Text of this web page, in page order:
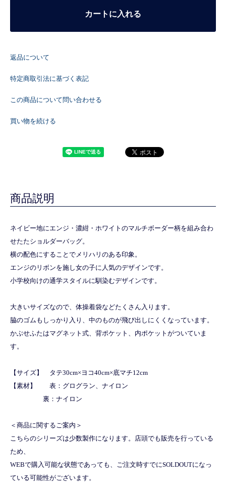
カートに入れる
返品について
特定商取引法に基づく表記
この商品について問い合わせる
買い物を続ける
商品説明
ネイビー地にエンジ・濃紺・ホワイトのマルチボーダー柄を組み合わ
せたたショルダーバッグ。
横の配色にすることでメリハリのある印象。
エンジのリボンを施し女の子に人気のデザインです。
小学校向けの通学スタイルに馴染むデザインです。
大きいサイズなので、体操着袋などたくさん入ります。
脇のゴムもしっかり入り、中のものが飛び出しにくくなっています。
かぶせふたはマグネット式、背ポケット、内ポケットがついていま
す。
【サイズ】 タテ30cm×ヨコ40cm×底マチ12cm
【素材】 表：グログラン、ナイロン
裏：ナイロン
＜商品に関するご案内＞
こちらのシリーズは少数製作になります。店頭でも販売を行っている
ため、
WEBで購入可能な状態であっても、ご注文時すでにSOLDOUTになっ
ている可能性がございます。